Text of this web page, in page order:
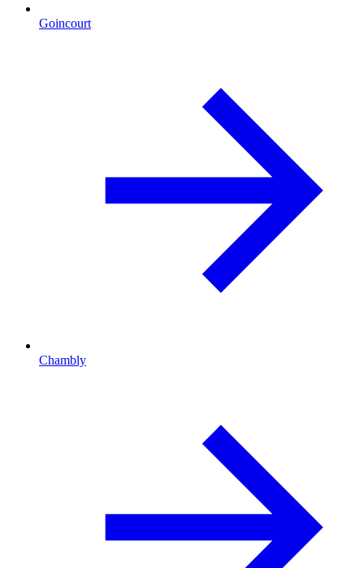
Goincourt
Chambly